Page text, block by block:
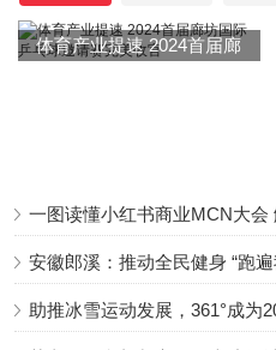
体育产业提速 2024首届廊
安徽郎溪：推动全民健身 “跑
助推冰雪运动发展，361°成为